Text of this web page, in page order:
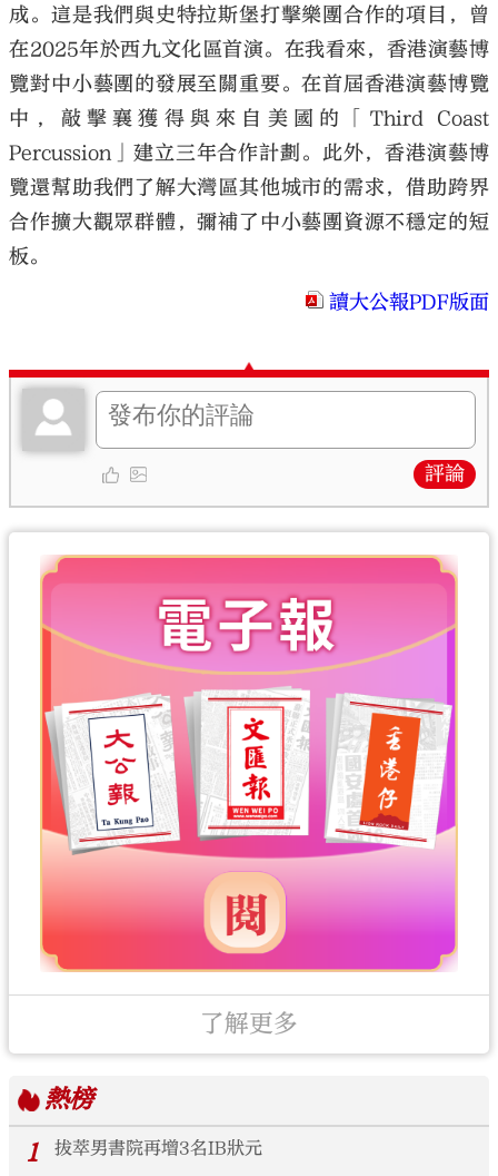
成。這是我們與史特拉斯堡打擊樂團合作的項目，曾
在2025年於西九文化區首演。在我看來，香港演藝博
覽對中小藝團的發展至關重要。在首屆香港演藝博覽
中，敲擊襄獲得與來自美國的「Third Coast
Percussion」建立三年合作計劃。此外，香港演藝博
覽還幫助我們了解大灣區其他城市的需求，借助跨界
合作擴大觀眾群體，彌補了中小藝團資源不穩定的短
板。
讀大公報PDF版面
評論
了解更多
熱榜
1
拔萃男書院再增3名IB狀元